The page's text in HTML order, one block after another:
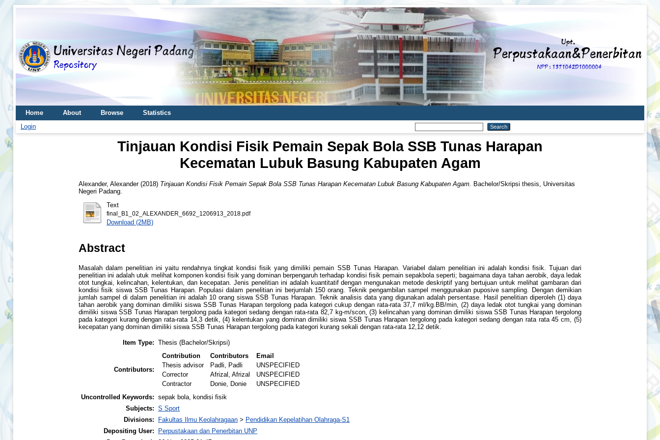
Home About Browse
Statistics
Login
Tinjauan Kondisi Fisik Pemain Sepak Bola SSB Tunas Harapan
Kecematan Lubuk Basung Kabupaten Agam
Alexander, Alexander(2018) Tinjauan Kondisi Fisik Pemain Sepak Bola SSB Tunas Harapan Kecematan Lubuk Basung Kabupaten Agam.
Bachelor/Skripsi thesis, Universitas
Negeri Padang.
Text
final_B1_02_ALEXANDER_6692_1206913_2018.pdf
Download (2MB)
Abstract
Masalah dalam penelitian ini yaitu rendahnya tingkat kondisi fisik yang dimiliki pemain SSB Tunas Harapan. Variabel dalam penelitian ini adalah kondisi fisik. Tujuan dari
penelitian ini adalah utuk melihat komponen kondisi fisik yang dominan berpengaruh terhadap kondisi fisik pemain sepakbola seperti; bagaimana daya tahan aerobik, daya ledak
otot tungkai, kelincahan, kelentukan, dan kecepatan. Jenis penelitian ini adalah kuantitatif dengan mengunakan metode deskriptif yang bertujuan untuk melihat gambaran dari
kondisi fisik siswa SSB Tunas Harapan. Populasi dalam penelitian ini berjumlah 150 orang. Teknik pengambilan sampel menggunakan puposive sampling. Dengan demikian
jumlah sampel di dalam penelitian ini adalah 10 orang siswa SSB Tunas Harapan. Teknik analisis data yang digunakan adalah persentase. Hasil penelitian diperoleh (1) daya
tahan aerobik yang dominan dimiliki siswa SSB Tunas Harapan tergolong pada kategori cukup dengan rata-rata 37,7 ml/kg.BB/min, (2) daya ledak otot tungkai yang dominan
dimiliki siswa SSB Tunas Harapan tergolong pada kategori sedang dengan rata-rata 82,7 kg-m/scon, (3) kelincahan yang dominan dimiliki siswa SSB Tunas Harapan tergolong
pada kategori kurang dengan rata-rata 14,3 detik, (4) kelentukan yang dominan dimiliki siswa SSB Tunas Harapan tergolong pada kategori sedang dengan rata rata 45 cm, (5)
kecepatan yang dominan dimiliki siswa SSB Tunas Harapan tergolong pada kategori kurang sekali dengan rata-rata 12,12 detik.
Item Type: Thesis (Bachelor/Skripsi)
Contributors:
Contribution Contributors
Email
Thesis advisor
Padli, Padli
UNSPECIFIED
Corrector
Afrizal, Afrizal
UNSPECIFIED
Contractor
Donie, Donie
UNSPECIFIED
Uncontrolled Keywords: sepak bola, kondisi fisik
Subjects: S Sport
Divisions:
Fakultas Ilmu Keolahragaan > Pendidikan Kepelatihan Olahraga-S1
Depositing User:
Perpustakaan dan Penerbitan UNP